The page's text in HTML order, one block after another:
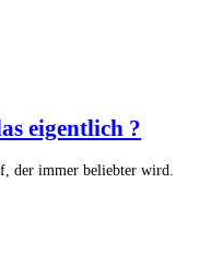
eigentlich ?
der immer beliebter wird.